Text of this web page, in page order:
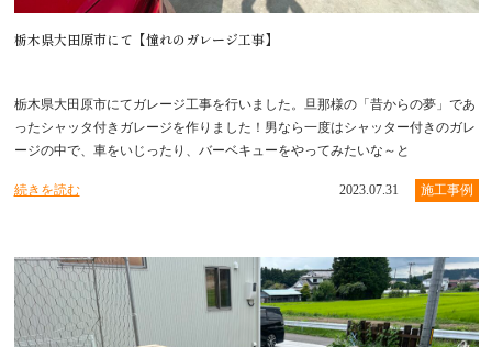
栃木県大田原市にて【憧れのガレージ工事】
栃木県大田原市にてガレージ工事を行いました。旦那様の「昔からの夢」であ
ったシャッタ付きガレージを作りました！男なら一度はシャッター付きのガレ
ージの中で、車をいじったり、バーベキューをやってみたいな～と
続きを読む 2023.07.31 施工事例